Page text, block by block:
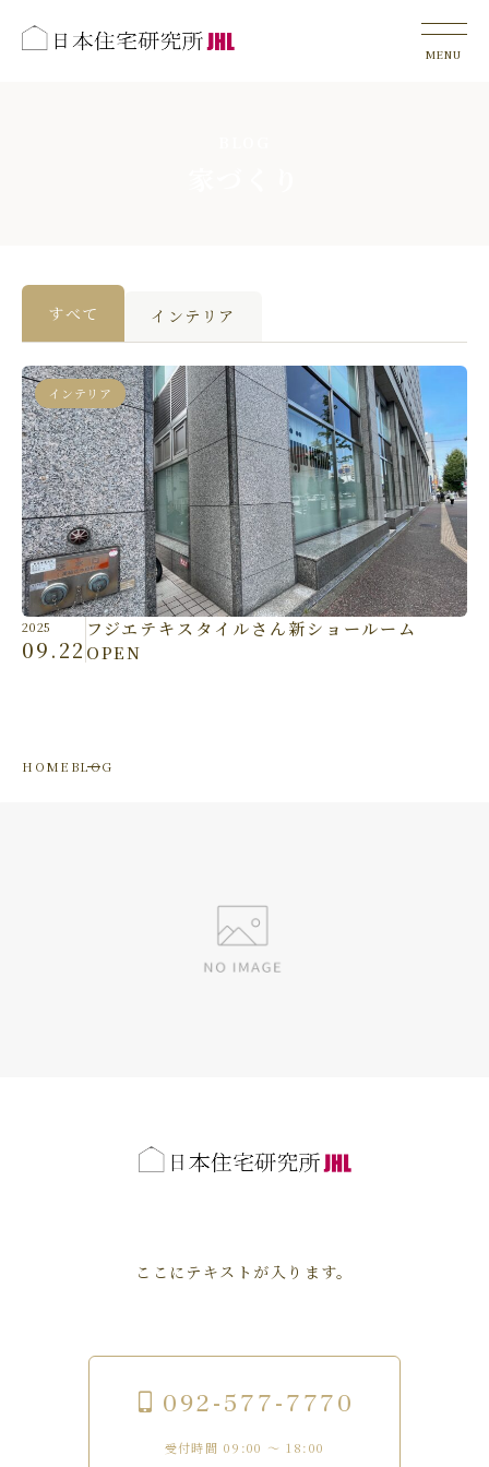
すべて インテリア
インテリア
2025
09.22
フジエテキスタイルさん新ショールーム
OPEN
HOME BLOG
ここにテキストが入ります。
092-577-7770
受付時間 09:00 〜 18:00